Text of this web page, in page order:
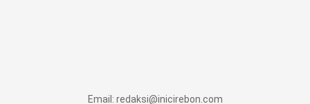
Email: redaksi@inicirebon.com